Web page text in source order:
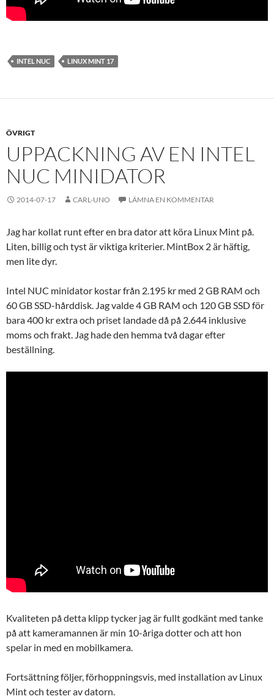
INTEL NUC LINUX MINT 17
ÖVRIGT
UPPACKNING AV EN INTEL
NUC MINIDATOR
2014-07-17 CARL-UNO LÄMNA EN KOMMENTAR
Jag har kollat runt efter en bra dator att köra Linux Mint på.
Liten, billig och tyst är viktiga kriterier. MintBox 2 är häftig,
men lite dyr.
Intel NUC minidator kostar från 2.195 kr med 2 GB RAM och
60 GB SSD-hårddisk. Jag valde 4 GB RAM och 120 GB SSD för
bara 400 kr extra och priset landade då på 2.644 inklusive
moms och frakt. Jag hade den hemma två dagar efter
beställning.
Kvaliteten på detta klipp tycker jag är fullt godkänt med tanke
på att kameramannen är min 10-åriga dotter och att hon
spelar in med en mobilkamera.
Fortsättning följer, förhoppningsvis, med installation av Linux
Mint och tester av datorn.